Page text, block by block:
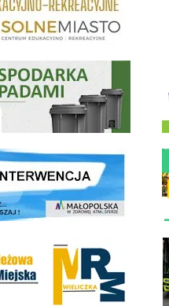
odpadami na terenie Miasta i Gminy
ekointerwencja dot.- powietrza